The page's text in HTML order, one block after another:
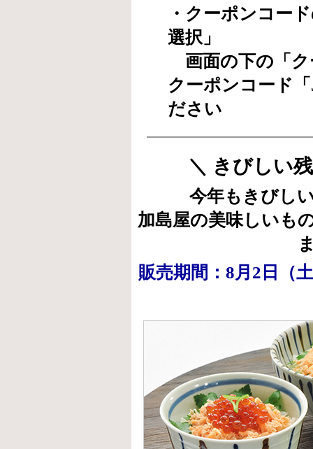
・クーポンコー
選択」
画面の下の「ク
クーポンコード
ださい
＼ きびしい
今年もきびし
加島屋の美味しいも
販売期間：8月2日（